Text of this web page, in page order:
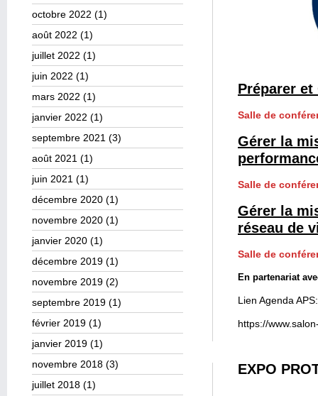
octobre 2022 (1)
août 2022 (1)
juillet 2022 (1)
juin 2022 (1)
mars 2022 (1)
janvier 2022 (1)
septembre 2021 (3)
août 2021 (1)
juin 2021 (1)
décembre 2020 (1)
novembre 2020 (1)
janvier 2020 (1)
décembre 2019 (1)
novembre 2019 (2)
septembre 2019 (1)
février 2019 (1)
janvier 2019 (1)
novembre 2018 (3)
juillet 2018 (1)
Préparer
Salle de
Gérer la
Salle de
Gérer la
réseau de
Salle de
En partenariat
Lien Agenda APS:
https://
EXPO